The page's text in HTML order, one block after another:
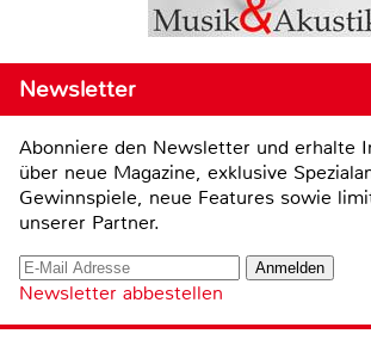
Newsletter
Abonniere den Newsletter und erhalte
über neue Magazine, exklusive
Gewinnspiele, neue Features sowie
unserer Partner.
Newsletter abbestellen